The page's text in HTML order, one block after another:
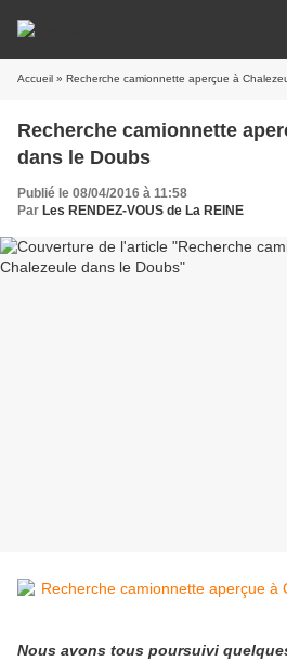
Accueil » Recherche camionnette aperçue à
Recherche camionnette
dans le Doubs
Publié le 08/04/2016 à 11:58
Par Les RENDEZ-VOUS de La REINE
Nous avons tous poursuivi